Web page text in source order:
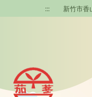
移至網頁之主要內容區位
::: 新竹市香